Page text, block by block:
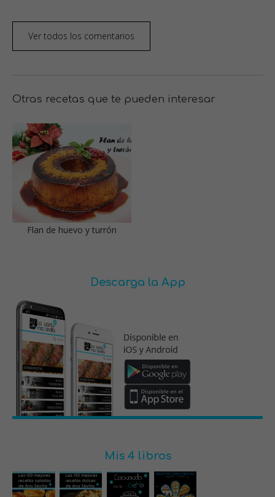
Ver todos los comentarios
Otras recetas que te pueden interesar
Flan de huevo y turrón
Descarga la App
Mis 4 libros